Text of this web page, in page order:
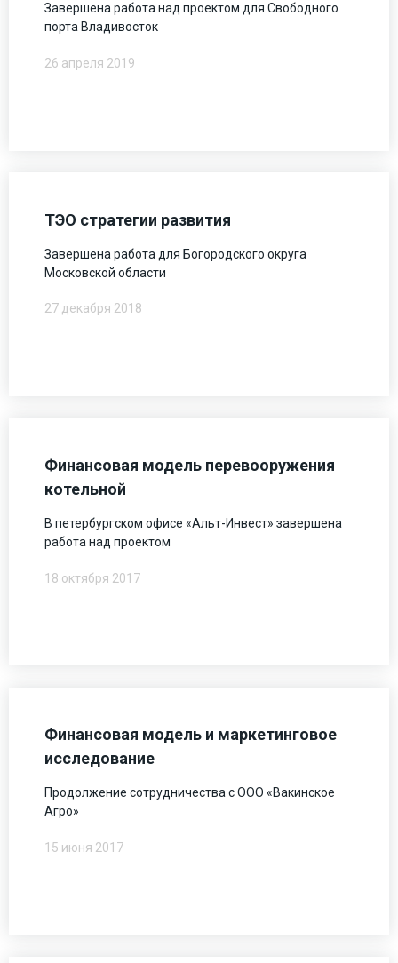
Завершена работа над проектом для Свободного
порта Владивосток
26 апреля 2019
ТЭО стратегии развития
Завершена работа для Богородского округа
Московской области
27 декабря 2018
Финансовая модель перевооружения
котельной
В петербургском офисе «Альт-Инвест» завершена
работа над проектом
18 октября 2017
Финансовая модель и маркетинговое
исследование
Продолжение сотрудничества с ООО «Вакинское
Агро»
15 июня 2017